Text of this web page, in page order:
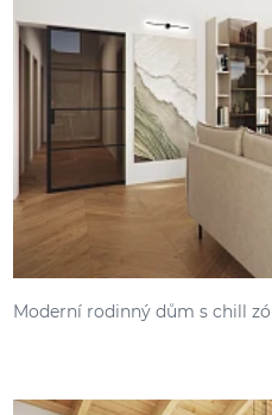
Moderní rodinný dům s chill